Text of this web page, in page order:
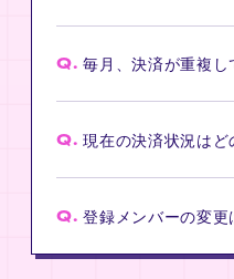
Q. 毎月、決済が重複し
Q. 現在の決済状況はど
Q. 登録メンバーの変更